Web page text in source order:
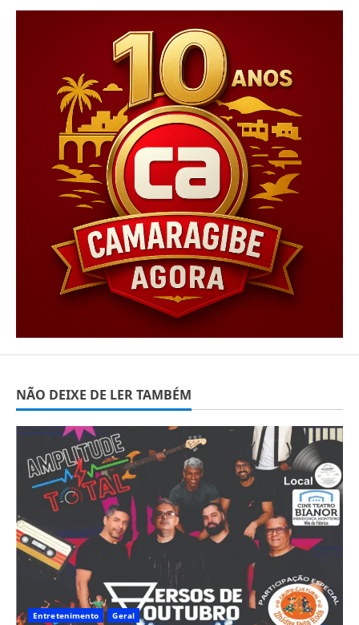
NÃO DEIXE DE LER TAMBÉM
Entretenimento Geral